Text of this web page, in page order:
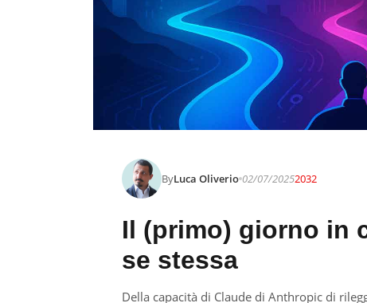
ByLuca Oliverio 02/07/20252032
Il (primo) giorno in
se stessa
Della capacità di Claude di Anthropic di